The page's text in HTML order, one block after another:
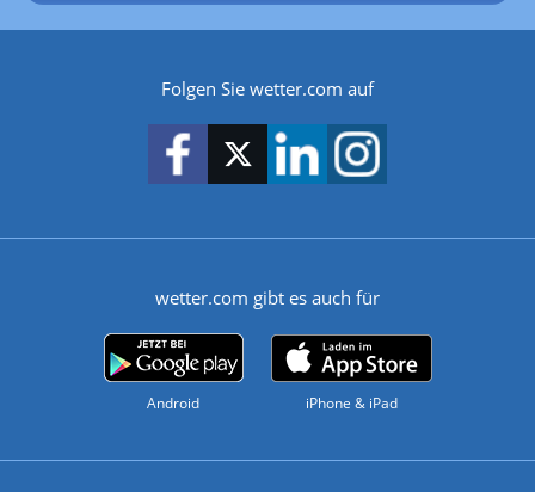
Folgen Sie wetter.com auf
wetter.com gibt es auch für
Android iPhone & iPad